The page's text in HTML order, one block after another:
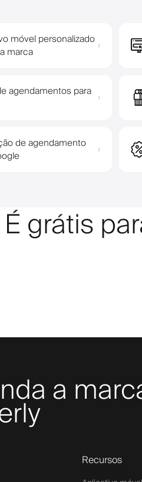
móvel personalizado
marca
›
agendamentos para ›
de agendamento
›
É grátis
a
Recursos